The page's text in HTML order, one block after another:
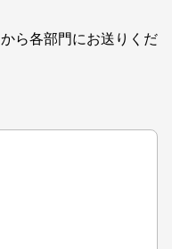
から各部門にお送りくだ